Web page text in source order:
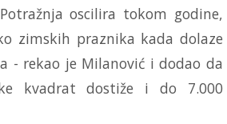
oscilira tokom godine,
zimskih praznika kada dolaze
- rekao je Milanović i dodao da
kvadrat dostiže i do 7.000